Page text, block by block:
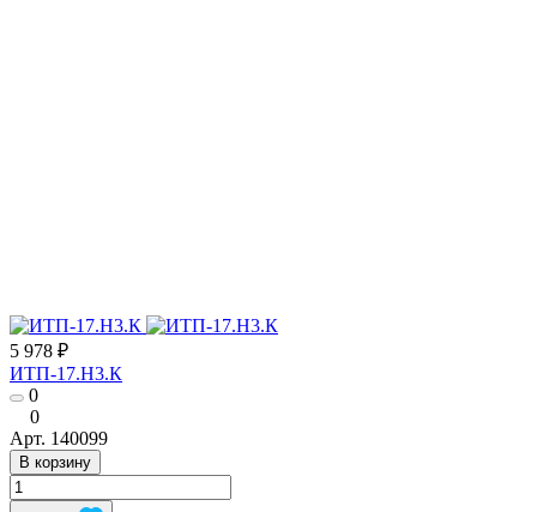
5 978 ₽
ИТП-17.Н3.К
0
0
Арт. 140099
В корзину